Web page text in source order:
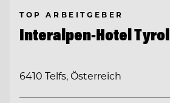
TOP ARBEITGEBER
Interalpen-Hotel Tyrol
6410 Telfs, Österreich